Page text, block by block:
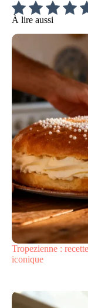
À lire aussi
Tropezienne :
iconique